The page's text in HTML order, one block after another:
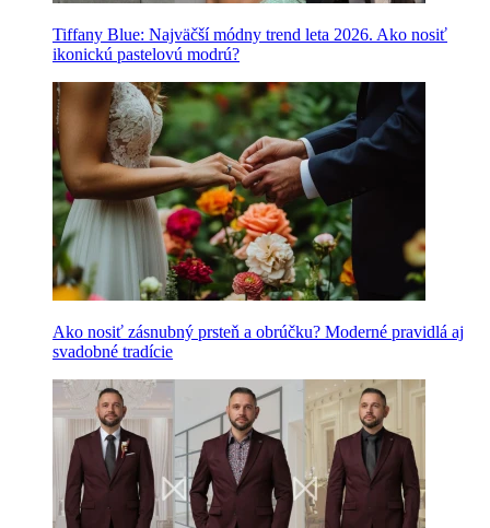
Tiffany Blue: Najväčší módny trend leta 2026. Ako nosiť
ikonickú pastelovú modrú?
Ako nosiť zásnubný prsteň a obrúčku? Moderné pravidlá aj
svadobné tradície